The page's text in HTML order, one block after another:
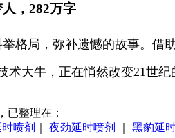
，282万字
格局，弥补遗憾的故事。
大牛，正在悄然改变21世纪
已整理在：
喷剂 夜劲延时喷剂 黑豹延